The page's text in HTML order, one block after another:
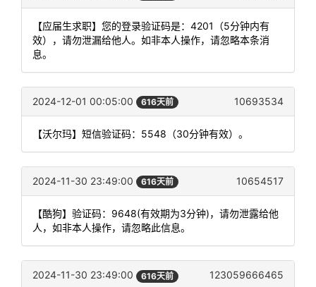
【应届生求职】您的登录验证码是：4201（5分钟内有
效），请勿泄漏给他人。如非本人操作，请忽略本条消
息。
2024-12-01 00:05:00 616天前 10693534
【沃尔玛】短信验证码：5548（30分钟有效）。
2024-11-30 23:49:00 616天前 10654517
【酷狗】验证码：9648(有效期为3分钟)，请勿泄露给他
人，如非本人操作，请忽略此信息。
2024-11-30 23:49:00 616天前 123059666465